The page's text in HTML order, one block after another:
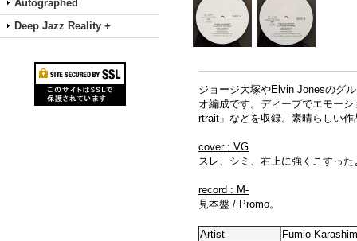
Autographed
Deep Jazz Reality +
ジョージ大塚やElvin Jonesのグ
オ編成です。ディープでエモーシ
rtrait」などを収録。素晴らしい作
cover : VG
スレ、シミ、右上に強くこすっ
record : M-
見本盤 / Promo。
Artist
Fumio